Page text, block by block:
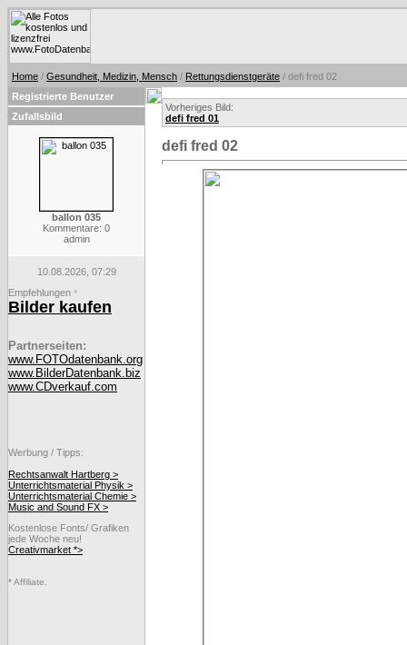
Home / Gesundheit, Medizin, Mensch / Rettungsdienstgeräte / defi fred 02
Registrierte Benutzer
Zufallsbild
ballon 035
Kommentare: 0
admin
10.08.2026, 07:29
Empfehlungen *
Bilder kaufen
Partnerseiten:
www.FOTOdatenbank.org
www.BilderDatenbank.biz
www.CDverkauf.com
Werbung / Tipps:
Rechtsanwalt Hartberg >
Unterrichtsmaterial Physik >
Unterrichtsmaterial Chemie >
Music and Sound FX >
Kostenlose Fonts/ Grafiken
jede Woche neu!
Creativmarket *>
* Affiliate.
Vorheriges Bild:
defi fred 01
defi fred 02